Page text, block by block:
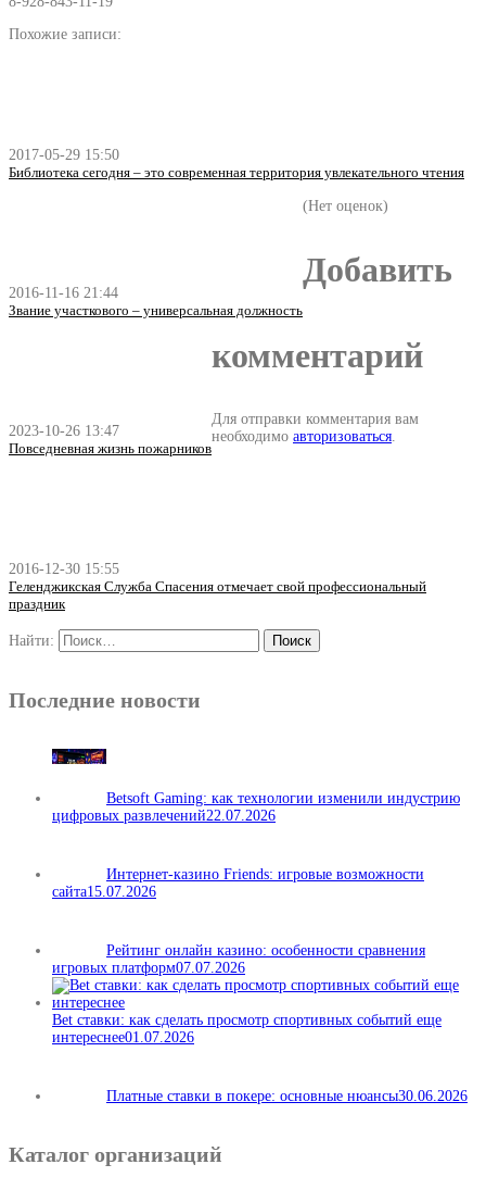
Похожие записи:
2017-05-29 15:50
Библиотека сегодня – это современная территория увлекательного чтения
2016-11-16 21:44
Звание участкового – универсальная должность
2023-10-26 13:47
Повседневная жизнь пожарников
2016-12-30 15:55
Геленджикская Служба Спасения отмечает свой профессиональный
праздник
(Нет оценок)
Добавить
комментарий
Для отправки комментария вам
необходимо авторизоваться
Найти:
Последние новости
Betsoft Gaming: как технологии изменили индустрию
цифровых развлечений22.07.2026
Интернет-казино Friends: игровые возможности
сайта15.07.2026
Рейтинг онлайн казино: особенности сравнения
игровых платформ07.07.2026
Bet ставки: как сделать просмотр спортивных событий еще
интереснее01.07.2026
Платные ставки в покере: основные нюансы30.06.2026
Каталог организаций